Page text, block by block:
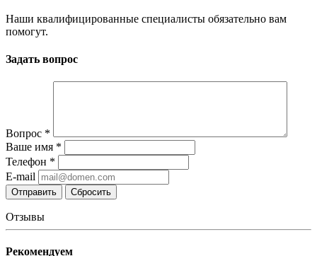
Наши квалифицированные специалисты обязательно вам
помогут.
Задать вопрос
Вопрос *
Ваше имя *
Телефон *
E-mail
Сбросить
Отзывы
Рекомендуем